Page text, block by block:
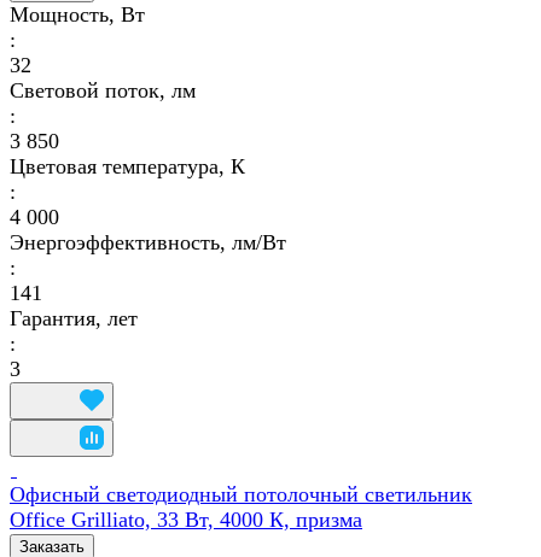
Мощность, Вт
:
32
Световой поток, лм
:
3 850
Цветовая температура, К
:
4 000
Энергоэффективность, лм/Вт
:
141
Гарантия, лет
:
3
Офисный светодиодный потолочный светильник
Office Grilliato, 33 Вт, 4000 К, призма
Заказать